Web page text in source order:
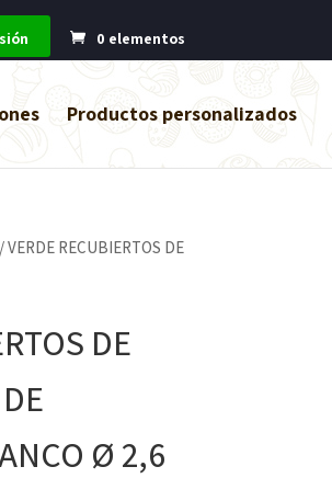
0 elementos
Productos personalizados
/ VERDE RECUBIERTOS DE
DE
Ø 2,6